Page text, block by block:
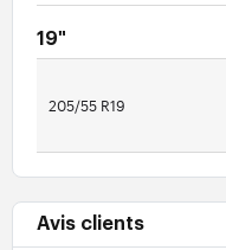
19"
205/55 R19
Avis clients